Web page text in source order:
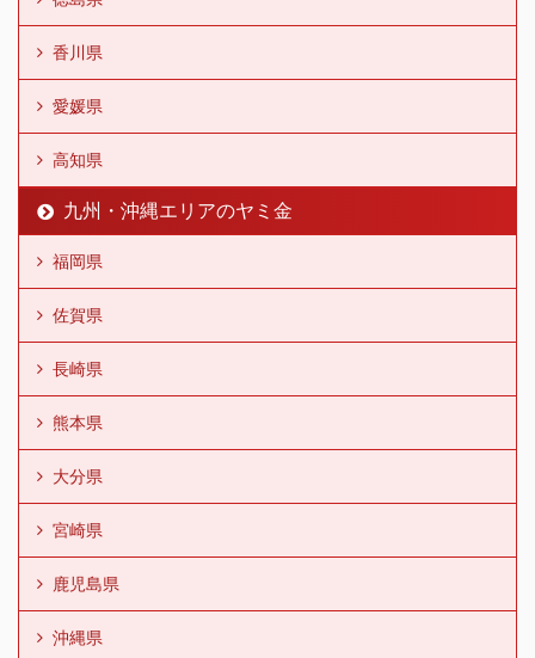
香川県
愛媛県
高知県
九州・沖縄エリアのヤミ金
福岡県
佐賀県
長崎県
熊本県
大分県
宮崎県
鹿児島県
沖縄県